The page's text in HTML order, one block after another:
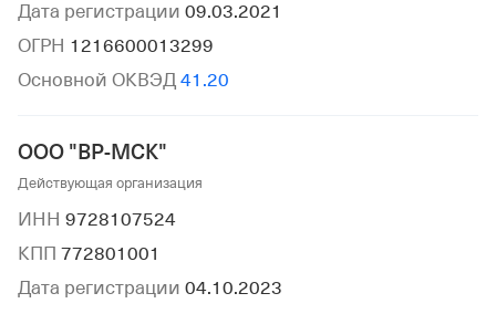
Дата регистрации 09.03.2021
ОГРН 1216600013299
Основной ОКВЭД 41.20
ООО "ВР-МСК"
Действующая организация
ИНН 9728107524
КПП 772801001
Дата регистрации 04.10.2023